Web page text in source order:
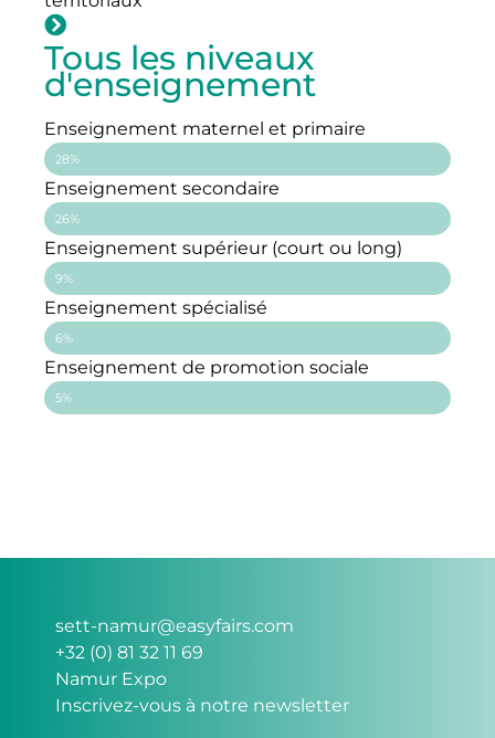
Tous les niveaux
d'enseignement
Enseignement maternel et primaire
28%
Enseignement secondaire
26%
Enseignement supérieur (court ou long)
9%
Enseignement spécialisé
6%
Enseignement de promotion sociale
5%
sett-namur@easyfairs.com
+32 (0) 81 32 11 69
Namur Expo
Inscrivez-vous à notre newsletter